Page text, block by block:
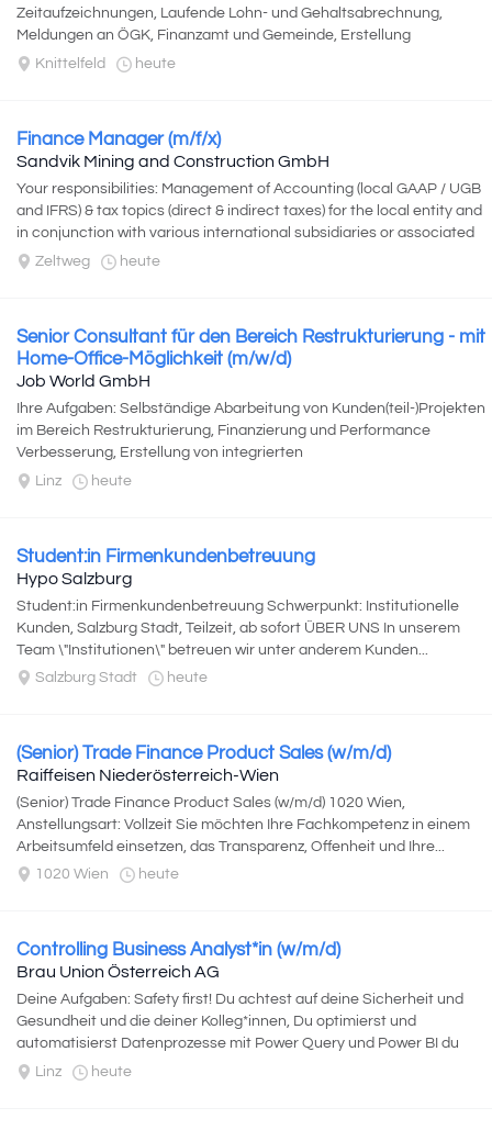
Zeitaufzeichnungen, Laufende Lohn- und Gehaltsabrechnung,
Meldungen an ÖGK, Finanzamt und Gemeinde, Erstellung
personalbezogener Dokumente und...
Knittelfeld heute
Finance Manager (m/f/x)
Sandvik Mining and Construction GmbH
Your responsibilities: Management of Accounting (local GAAP / UGB
and IFRS) & tax topics (direct & indirect taxes) for the local entity and
in conjunction with various international subsidiaries or associated
entities. Directing...
Zeltweg heute
Senior Consultant für den Bereich Restrukturierung - mit
Home-Office-Möglichkeit (m/w/d)
Job World GmbH
Ihre Aufgaben: Selbständige Abarbeitung von Kunden(teil-)Projekten
im Bereich Restrukturierung, Finanzierung und Performance
Verbesserung, Erstellung von integrierten
Unternehmsplanungen/Finanzmodellen...
Linz heute
Student:in Firmenkundenbetreuung
Hypo Salzburg
Student:in Firmenkundenbetreuung Schwerpunkt: Institutionelle
Kunden, Salzburg Stadt, Teilzeit, ab sofort ÜBER UNS In unserem
Team \"Institutionen\" betreuen wir unter anderem Kunden...
Salzburg Stadt
heute
(Senior) Trade Finance Product Sales (w/m/d)
Raiffeisen Niederösterreich-Wien
(Senior) Trade Finance Product Sales (w/m/d) 1020 Wien,
Anstellungsart: Vollzeit Sie möchten Ihre Fachkompetenz in einem
Arbeitsumfeld einsetzen, das Transparenz, Offenheit und Ihre...
1020 Wien
heute
Controlling Business Analyst*in (w/m/d)
Brau Union Österreich AG
Deine Aufgaben: Safety first! Du achtest auf deine Sicherheit und
Gesundheit und die deiner Kolleg*innen, Du optimierst und
automatisierst Datenprozesse mit Power Query und Power BI du
erkennst manuelle, repetitive...
Linz heute